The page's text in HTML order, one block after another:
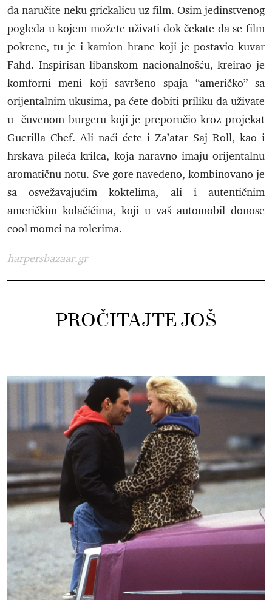
da naručite neku grickalicu uz film. Osim jedinstvenog
pogleda u kojem možete uživati dok čekate da se film
pokrene, tu je i kamion hrane koji je postavio kuvar
Fahd. Inspirisan libanskom nacionalnošću, kreirao je
komforni meni koji savršeno spaja “američko” sa
orijentalnim ukusima, pa ćete dobiti priliku da uživate
u čuvenom burgeru koji je preporučio kroz projekat
Guerilla Chef. Ali naći ćete i Za’atar Saj Roll, kao i
hrskava pileća krilca, koja naravno imaju orijentalnu
aromatičnu notu. Sve gore navedeno, kombinovano je
sa osvežavajućim koktelima, ali i autentičnim
američkim kolačićima, koji u vaš automobil donose
cool momci na rolerima.
harpersbazaar.gr
PROČITAJTE JOŠ